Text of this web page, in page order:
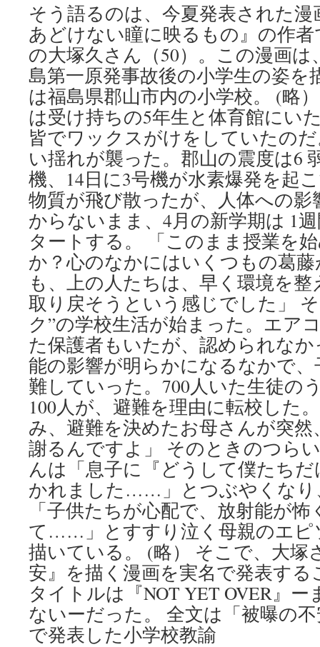
そう語るのは、今夏発表された漫
あどけない瞳に映るもの』の作
の大塚久さん（50）。この漫画は
島第一原発事故後の小学生の姿を
は福島県郡山市内の小学校。 (略
は受け持ちの5年生と体育館にい
皆でワックスがけをしていたの
い揺れが襲った。郡山の震度は6
機、14日に3号機が水素爆発を起
物質が飛び散ったが、人体への
からないまま、4月の新学期は 1
タートする。 「このまま授業を
か？心のなかにはいくつもの葛
も、上の人たちは、早く環境を
取り戻そうという感じでした」
ク”の学校生活が始まった。エア
た保護者もいたが、認められな
能の影響が明らかになるなかで
難していった。700人いた生徒の
100人が、避難を理由に転校した
み、避難を決めたお母さんが突
謝るんですよ」 そのときのつら
んは「息子に『どうして僕たち
かれました……」とつぶやくなり
「子供たちが心配で、放射能が
て……」とすすり泣く母親のエピ
描いている。 (略） そこで、大塚
安』を描く漫画を実名で発表す
タイトルは『NOT YET OVER』
ないーだった。 全文は「被曝の
で発表した小学校教諭